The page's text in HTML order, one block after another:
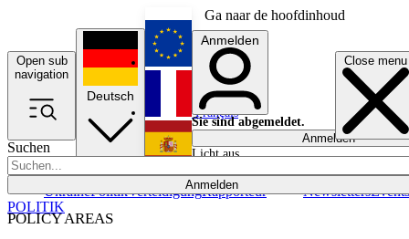
Ga naar de hoofdinhoud
Open sub
navigation
Close menu
Suchen
Anmelden
POLICY AREAS
UkrainePolitikVerteidigungRapporteur NewslettersEvents
Deutsch
English
Français
Anmelden
Sie sind abgemeldet.
Anmelden
Licht aus
POLITIK